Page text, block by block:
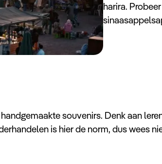
harira.
souvenirs. Denk aan
is hier de norm, dus wees